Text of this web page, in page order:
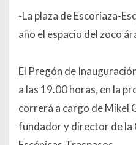
-La plaza de Escoriaza-
año el espacio del zoco
El Pregón de
a las 19.00 horas, en la
correrá a cargo de Mikel
fundador y director de la